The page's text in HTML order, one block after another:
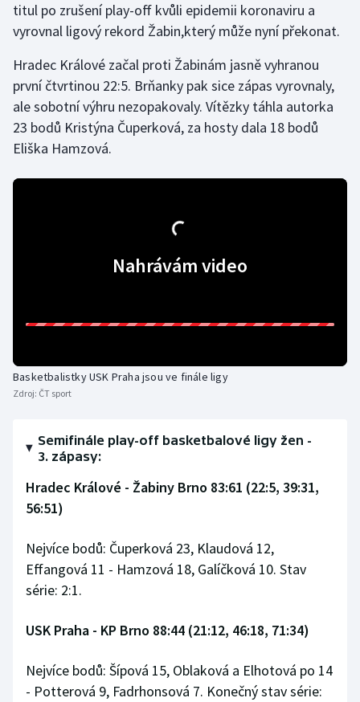
Házená
Jezdectví
Krasobruslení
Olympijské hry
Parasport
Plážový volejbal
Ragby
Rychlobruslení
Rychlostní kanoistika
Short track
Sportovní střelba
Stolní tenis
titul po zrušení play-off kvůli epidemii koronaviru a
vyrovnal ligový rekord Žabin,který může nyní překonat.
Hradec Králové začal proti Žabinám jasně vyhranou
první čtvrtinou 22:5. Brňanky pak sice zápas vyrovnaly,
ale sobotní výhru nezopakovaly. Vítězky táhla autorka
23 bodů Kristýna Čuperková, za hosty dala 18 bodů
Eliška Hamzová.
Nahrávám video
Basketbalistky USK Praha jsou ve finále ligy
Zdroj: ČT sport
Semifinále play-off basketbalové ligy žen -
3. zápasy:
Hradec Králové - Žabiny Brno 83:61 (22:5, 39:31,
56:51)
Nejvíce bodů: Čuperková 23, Klaudová 12,
Effangová 11 - Hamzová 18, Galíčková 10. Stav
série: 2:1.
USK Praha - KP Brno 88:44 (21:12, 46:18, 71:34)
Nejvíce bodů: Šípová 15, Oblaková a Elhotová po 14
- Potterová 9, Fadrhonsová 7. Konečný stav série: